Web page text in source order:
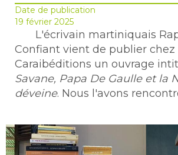
Date de publication
19 février 2025
L'écrivain martiniquais
Confiant vient de publier chez
Caraibéditions un ouvrage
Savane, Papa De Gaulle et la
déveine. Nous l'avons